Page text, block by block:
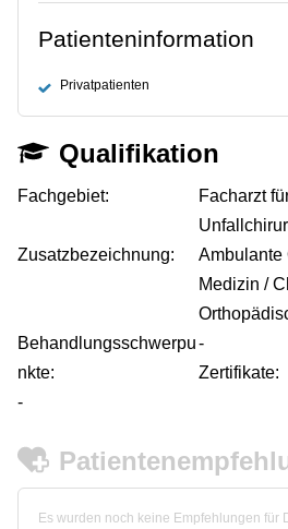
Patienteninformation
Privatpatienten
Qualifikation
Fachgebiet:
Facharzt
Zusatzbezeichnung:
Ambulante
Medizin /
Behandlungsschwerpu
nkte:
-
Zertifikate:
-
Es wurden noch keine Empfehlungen für